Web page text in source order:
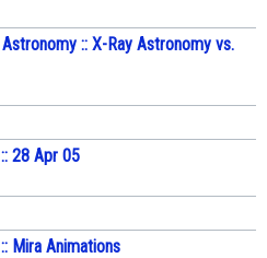
:: X-Ray Astronomy vs.
28 Apr 05
Mira Animations